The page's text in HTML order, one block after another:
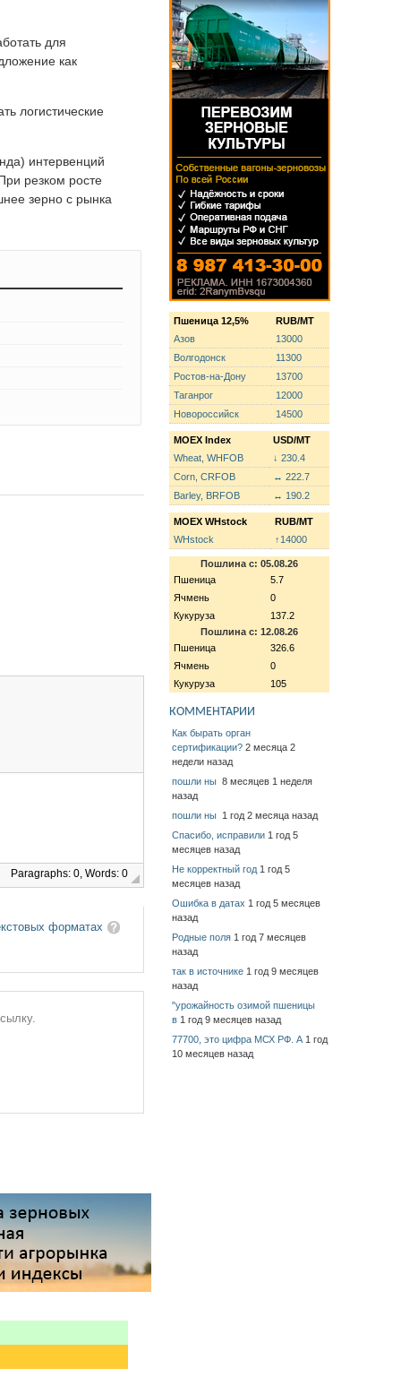
для
как
логистические
интервенций
резком росте
зерно с рынка
Paragraphs: 0, Words: 0
форматах
Пшеница 12,5%
RUB/MT
Азов
13000
Волгодонск
11300
Ростов-на-Дону
13700
Таганрог
12000
Новороссийск
14500
MOEX Index
USD/MT
Wheat, WHFOB
↓ 230.4
Corn, CRFOB
↔ 222.7
Barley, BRFOB
↔ 190.2
MOEX WHstock
RUB/MT
WHstock
↑14000
Пошлина с: 05.08.26
Пшеница
5.7
Ячмень
0
Кукуруза
137.2
Пошлина с: 12.08.26
Пшеница
326.6
Ячмень
0
Кукуруза
105
КОММЕНТАРИИ
Как бырать орган
сертификации? 2 месяца 2
недели назад
пошли ны 8 месяцев 1 неделя
назад
пошли ны 1 год 2 месяца назад
Спасибо, исправили 1 год 5
месяцев назад
Не корректный год 1 год 5
месяцев назад
Ошибка в датах 1 год 5 месяцев
назад
Родные поля 1 год 7 месяцев
назад
так в источнике 1 год 9 месяцев
назад
"урожайность озимой пшеницы
в 1 год 9 месяцев назад
77700, это цифра МСХ РФ. А 1 год
10 месяцев назад